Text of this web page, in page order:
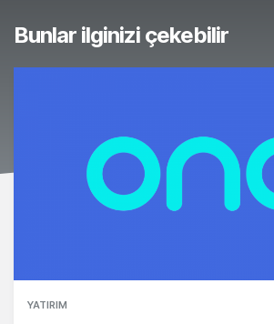
Bunlar ilginizi çekebilir
YATIRIM